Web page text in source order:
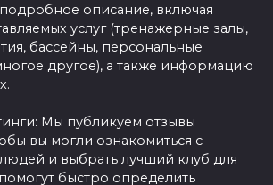
подробное описание, включая
услуг (тренажерные залы,
бассейны, персональные
другое), а также информацию
Мы публикуем отзывы
вы могли ознакомиться с
и выбрать лучший клуб для
быстро определить